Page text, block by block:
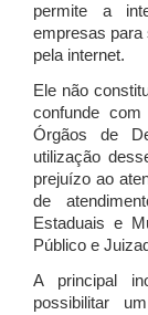
permite a
empresas para
pela internet.
Ele não
confunde com
Órgãos de
utilização
prejuízo ao
de
Estaduais e
Público e
A principal
possibilitar